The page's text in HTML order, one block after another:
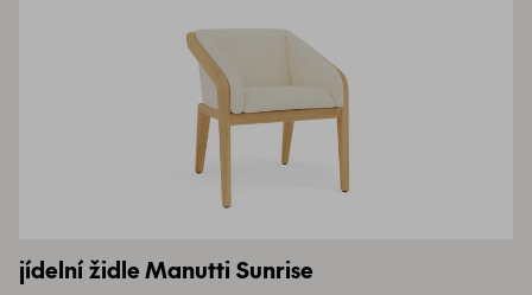
jídelní židle Manutti Sunrise